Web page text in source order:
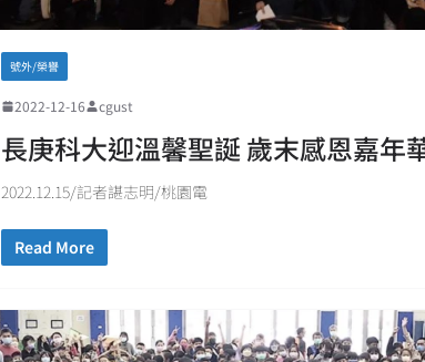
號外/榮譽
2022-12-16 cgust
長庚科大迎溫馨聖誕 歲末感恩嘉年
2022.12.15/記者諶志明/桃園電
Read More